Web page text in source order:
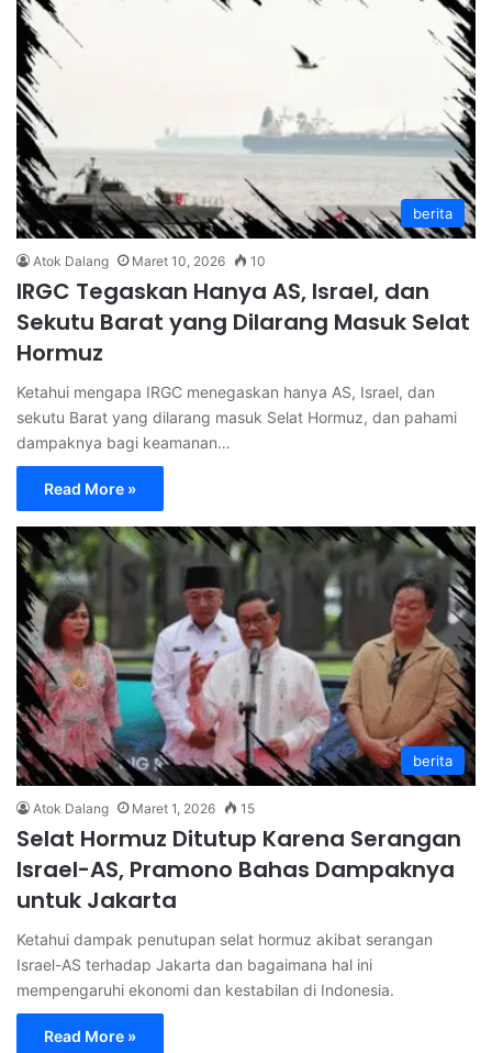
berita
Atok Dalang Maret 10, 2026 10
IRGC Tegaskan Hanya AS, Israel, dan
Sekutu Barat yang Dilarang Masuk Selat
Hormuz
Ketahui mengapa IRGC menegaskan hanya AS, Israel, dan
sekutu Barat yang dilarang masuk Selat Hormuz, dan pahami
dampaknya bagi keamanan…
Read More »
berita
Atok Dalang Maret 1, 2026 15
Selat Hormuz Ditutup Karena Serangan
Israel-AS, Pramono Bahas Dampaknya
untuk Jakarta
Ketahui dampak penutupan selat hormuz akibat serangan
Israel-AS terhadap Jakarta dan bagaimana hal ini
mempengaruhi ekonomi dan kestabilan di Indonesia.
Read More »